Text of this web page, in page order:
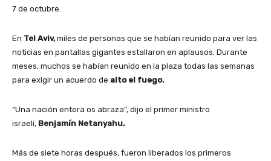
7 de octubre.
En Tel Aviv,miles de personas que se habían reunido para ver las
noticias en pantallas gigantes estallaron en aplausos. Durante
meses, muchos se habían reunido en la plaza todas las semanas
para exigir un acuerdo de alto el fuego.
“Una nación entera os abraza”, dijo el primer ministro
israelí, Benjamín Netanyahu.
Más de siete horas después, fueron liberados los primeros